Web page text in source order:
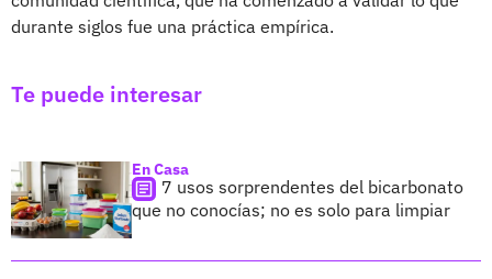
durante siglos fue una práctica empírica.
Te puede interesar
En Casa
7 usos sorprendentes del bicarbonato
que no conocías; no es solo para limpiar